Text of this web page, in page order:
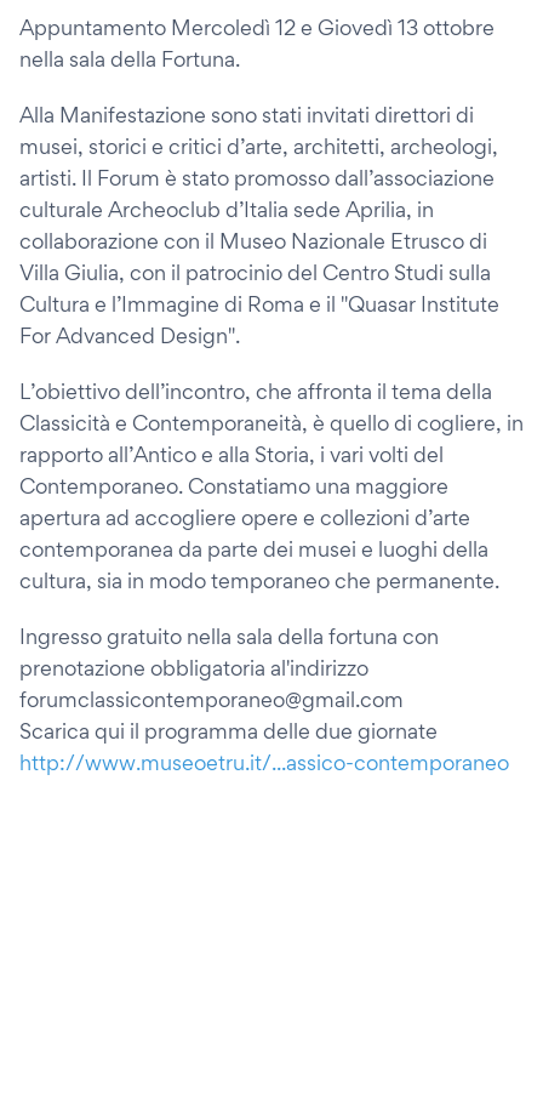
Appuntamento Mercoledì 12 e Giovedì 13 ottobre
nella sala della Fortuna.
Alla Manifestazione sono stati invitati direttori di
musei, storici e critici d’arte, architetti, archeologi,
artisti. Il Forum è stato promosso dall’associazione
culturale Archeoclub d’Italia sede Aprilia, in
collaborazione con il Museo Nazionale Etrusco di
Villa Giulia, con il patrocinio del Centro Studi sulla
Cultura e l’Immagine di Roma e il "Quasar Institute
For Advanced Design".
L’obiettivo dell’incontro, che affronta il tema della
Classicità e Contemporaneità, è quello di cogliere, in
rapporto all’Antico e alla Storia, i vari volti del
Contemporaneo. Constatiamo una maggiore
apertura ad accogliere opere e collezioni d’arte
contemporanea da parte dei musei e luoghi della
cultura, sia in modo temporaneo che permanente.
Ingresso gratuito nella sala della fortuna con
prenotazione obbligatoria al'indirizzo
forumclassicontemporaneo@gmail.com
Scarica qui il programma delle due giornate
http://www.museoetru.it/...assico-contemporaneo